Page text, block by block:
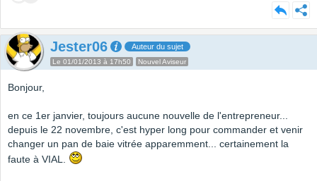
Jester06 Auteur du sujet
Le 01/01/2013 à 17h50 Nouvel Aviseur
Bonjour,
en ce 1er janvier, toujours aucune nouvelle de l'entrepreneur...
depuis le 22 novembre, c'est hyper long pour commander et venir
changer un pan de baie vitrée apparemment... certainement la
faute à VIAL.